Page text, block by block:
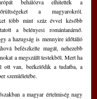
behálózva elhitették a
a magyarokról.
több mint száz évvel később
a belényesi romántanárnő.
a hazugság is mennyire időtálló
befészkelte magát, nehezebb
a megszállt testekből. Mert ha
ott van, beékelődik a tudatba, a
szemléletébe.
a magyar értelmiség nagy